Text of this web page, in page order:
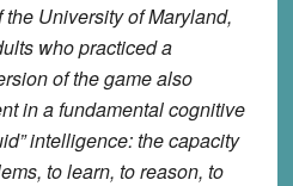
University of Maryland,
who practiced a
of the game also
in a fundamental cognitive
intelligence: the capacity
to learn, to reason, to